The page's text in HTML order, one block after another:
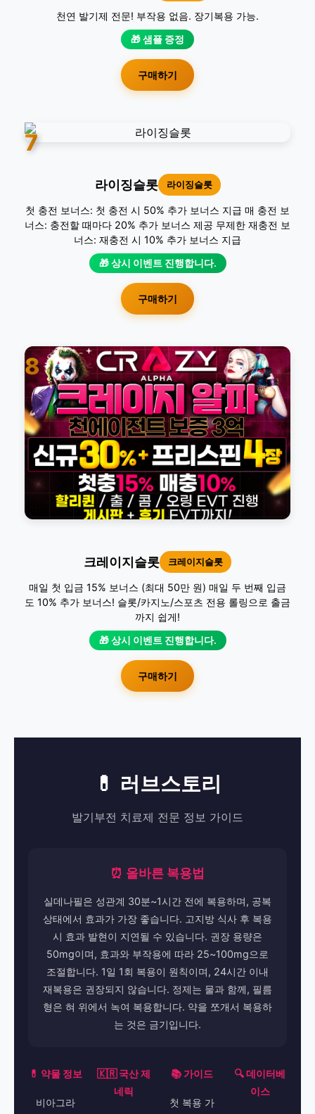
천연 발기제 전문! 부작용 없음. 장기복용 가능.
🎁 샘플 증정
구매하기
7
라이징슬롯 라이징슬롯
첫 충전 보너스: 첫 충전 시 50% 추가 보너스 지급 매 충전 보
너스: 충전할 때마다 20% 추가 보너스 제공 무제한 재충전 보
너스: 재충전 시 10% 추가 보너스 지급
🎁 상시 이벤트 진행합니다.
구매하기
8
크레이지슬롯 크레이지슬롯
매일 첫 입금 15% 보너스 (최대 50만 원) 매일 두 번째 입금
도 10% 추가 보너스! 슬롯/카지노/스포츠 전용 롤링으로 출금
까지 쉽게!
🎁 상시 이벤트 진행합니다.
구매하기
💊 러브스토리
발기부전 치료제 전문 정보 가이드
⏰ 올바른 복용법
실데나필은 성관계 30분~1시간 전에 복용하며, 공복
상태에서 효과가 가장 좋습니다. 고지방 식사 후 복용
시 효과 발현이 지연될 수 있습니다. 권장 용량은
50mg이며, 효과와 부작용에 따라 25~100mg으로
조절합니다. 1일 1회 복용이 원칙이며, 24시간 이내
재복용은 권장되지 않습니다. 정제는 물과 함께, 필름
형은 혀 위에서 녹여 복용합니다. 약을 쪼개서 복용하
는 것은 금기입니다.
💊 약물 정보
비아그라
🇰🇷 국산 제
네릭
📚 가이드
첫 복용 가
🔍 데이터베
이스